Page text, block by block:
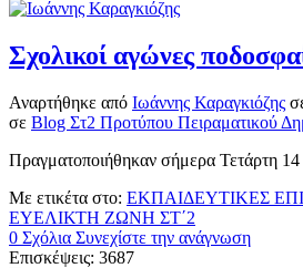
Σχολικοί αγώνες
Αναρτήθηκε από Ιωάννης Καραγκιόζης
σε Blog Στ2 Προτύπου Πειραματικού
Πραγματοποιήθηκαν σήμερα Τετάρτη
Με ετικέτα στο: ΕΚΠΑΙΔΕΥΤΙΚΕΣ
ΕΥΕΛΙΚΤΗ ΖΩΝΗ ΣΤ΄2
0 Σχόλια Συνεχίστε την ανάγνωση
Επισκέψεις: 3687